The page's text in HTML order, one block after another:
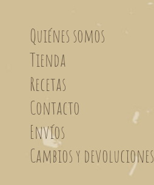
Quiénes somos
Tienda
Recetas
Contacto
Envíos
Cambios y devoluciones